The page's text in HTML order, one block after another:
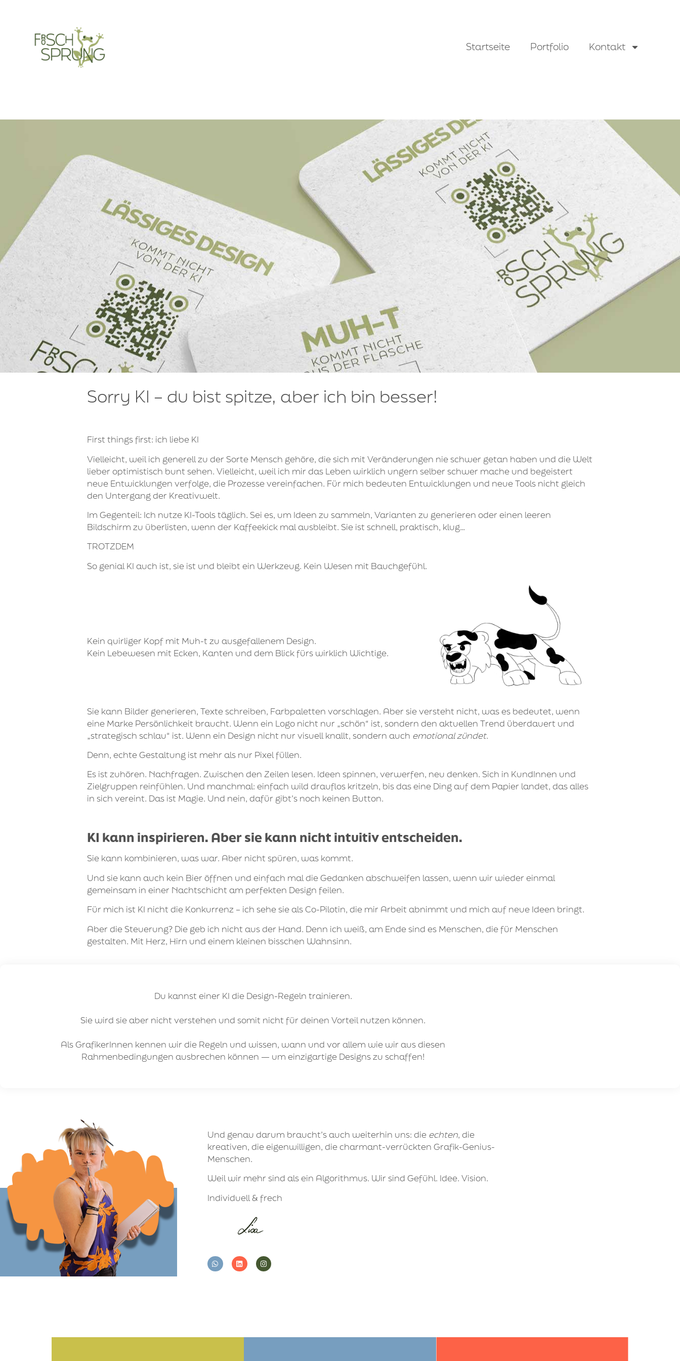
Startseite Portfolio Kontakt
Sorry KI – du bist spitze, aber ich bin besser!
First things first: ich liebe KI
Vielleicht, weil ich generell zu der Sorte Mensch gehöre, die sich mit Veränderungen nie schwer getan haben und die Welt
lieber optimistisch bunt sehen. Vielleicht, weil ich mir das Leben wirklich ungern selber schwer mache und begeistert
neue Entwicklungen verfolge, die Prozesse vereinfachen. Für mich bedeuten Entwicklungen und neue Tools nicht gleich
den Untergang der Kreativwelt.
Im Gegenteil: Ich nutze KI-Tools täglich. Sei es, um Ideen zu sammeln, Varianten zu generieren oder einen leeren
Bildschirm zu überlisten, wenn der Kaffeekick mal ausbleibt. Sie ist schnell, praktisch, klug…
TROTZDEM
So genial KI auch ist, sie ist und bleibt ein Werkzeug. Kein Wesen mit Bauchgefühl.
Kein quirliger Kopf mit Muh-t zu ausgefallenem Design.
Kein Lebewesen mit Ecken, Kanten und dem Blick fürs wirklich Wichtige.
Sie kann Bilder generieren, Texte schreiben, Farbpaletten vorschlagen. Aber sieversteht nicht, was es bedeutet, wenn
eine Marke Persönlichkeit braucht. Wenn ein Logo nicht nur „schön“ ist, sondern den aktuellen Trend überdauert und
„strategisch schlau“ ist. Wenn ein Design nicht nur visuell knallt, sondern auch emotional zündet.
Denn, echte Gestaltung ist mehr als nur Pixel füllen.
Es ist zuhören. Nachfragen. Zwischen den Zeilen lesen. Ideen spinnen, verwerfen, neu denken. Sich in KundInnen und
Zielgruppen reinfühlen. Und manchmal: einfach wild drauflos kritzeln, bis das eine Ding auf dem Papier landet, das alles
in sich vereint. Das ist Magie. Und nein, dafür gibt’s noch keinen Button.
KI kann inspirieren. Aber sie kann nicht intuitiv entscheiden.
Sie kann kombinieren, was war. Aber nicht spüren, was kommt.
Und sie kann auch kein Bier öffnen und einfach mal die Gedanken abschweifen lassen, wenn wir wieder einmal
gemeinsam in einer Nachtschicht am perfekten Design feilen.
Für mich ist KI nicht die Konkurrenz – ich sehe sie als Co-Pilotin, die mir Arbeit abnimmt und mich auf neue Ideen bringt.
Aber die Steuerung? Die geb ich nicht aus der Hand. Denn ich weiß, am Ende sind es Menschen, die für Menschen
gestalten. Mit Herz, Hirn und einem kleinen bisschen Wahnsinn.
Du kannst einer KI die Design-Regeln trainieren.
Sie wird sie aber nicht verstehen und somit nicht für deinen Vorteil nutzen können.
Als GrafikerInnen kennen wir die Regeln und wissen, wann und vor allem wie wir aus diesen
Rahmenbedingungen ausbrechen können — um einzigartige Designs zu schaffen!
Und genau darum braucht’s auch weiterhin uns: die echten, die
kreativen, die eigenwilligen, die charmant-verrückten Grafik-Genius-
Menschen.
Weil wir mehr sind als ein Algorithmus. Wir sind Gefühl. Idee. Vision.
Individuell & frech